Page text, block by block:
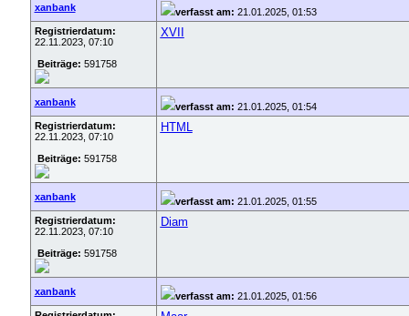
xanbank verfasst am: 21.01.2025, 01:53
Registrierdatum:
22.11.2023, 07:10
Beiträge: 591758
XVII
xanbank verfasst am: 21.01.2025, 01:54
Registrierdatum:
22.11.2023, 07:10
Beiträge: 591758
HTML
xanbank verfasst am: 21.01.2025, 01:55
Registrierdatum:
22.11.2023, 07:10
Beiträge: 591758
Diam
xanbank verfasst am: 21.01.2025, 01:56